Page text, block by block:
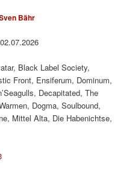
Bähr
Black Label Society,
Front, Ensiferum, Dominum,
Decapitated, The
Dogma, Soulbound,
Mittel Alta, Die Habenichtse,